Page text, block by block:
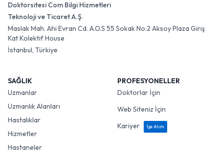
Doktorsitesi Com Bilgi Hizmetleri
Teknoloji ve Ticaret A.Ş.
Maslak Mah. Ahi Evran Cd. A.O.S 55 Sokak No:2 Aksoy Plaza Giriş
Kat Kolektif House
İstanbul, Türkiye
SAĞLIK
Uzmanlar
Uzmanlık Alanları
Hastalıklar
Hizmetler
Hastaneler
PROFESYONELLER
Doktorlar İçin
Web Siteniz İçin
Kariyer
İşe Alım